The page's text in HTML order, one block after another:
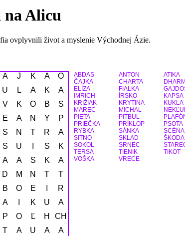
na Alicu
ovplyvnili život a myslenie Východnej Ázie.
A J K A
O
U L A K
A
V K O B
S
E A N Y
P
S N T R
A
S U S
K
A A S K
A
D M N T
T
B O E
R
A K U
A
P O Ľ H
CH
T A U A
A
ABDAS ANTON ATIKA
ČAJKA
CHARTA
ELÍZA
FIALKA
IMRICH
ÍRSKO KAPSA
KRIŽIAK
KRYTINA KUKLA
MAREC
MICHAL
PIETA
PITBUL
PRIEČKA
PRÍKLOP PSOTA
RYBKA
SÁNKA SCÉNA
SITNO
SKLAD ŠKODA
SOKOL
SRNEC
TERSA
TIENIK TIKOT
VOŠKA
VRECE